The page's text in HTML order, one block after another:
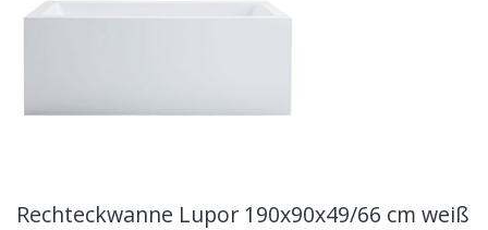
Rechteckwanne Lupor 190x90x49/66 cm weiß